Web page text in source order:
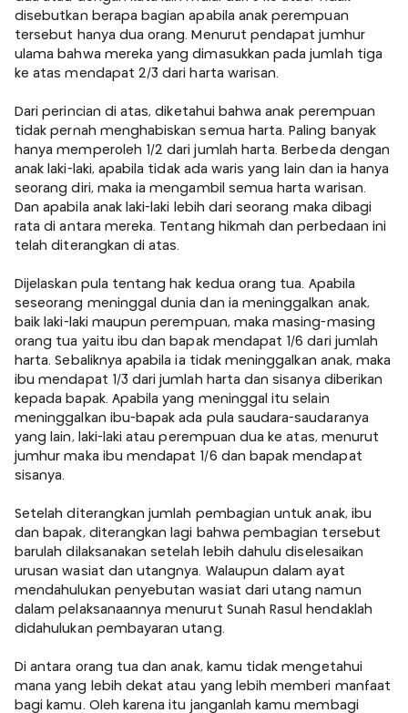
disebutkan berapa bagian apabila anak perempuan
tersebut hanya dua orang. Menurut pendapat jumhur
ulama bahwa mereka yang dimasukkan pada jumlah tiga
ke atas mendapat 2/3 dari harta warisan.
Dari perincian di atas, diketahui bahwa anak perempuan
tidak pernah menghabiskan semua harta. Paling banyak
hanya memperoleh 1/2 dari jumlah harta. Berbeda dengan
anak laki-laki, apabila tidak ada waris yang lain dan ia hanya
seorang diri, maka ia mengambil semua harta warisan.
Dan apabila anak laki-laki lebih dari seorang maka dibagi
rata di antara mereka. Tentang hikmah dan perbedaan ini
telah diterangkan di atas.
Dijelaskan pula tentang hak kedua orang tua. Apabila
seseorang meninggal dunia dan ia meninggalkan anak,
baik laki-laki maupun perempuan, maka masing-masing
orang tua yaitu ibu dan bapak mendapat 1/6 dari jumlah
harta. Sebaliknya apabila ia tidak meninggalkan anak, maka
ibu mendapat 1/3 dari jumlah harta dan sisanya diberikan
kepada bapak. Apabila yang meninggal itu selain
meninggalkan ibu-bapak ada pula saudara-saudaranya
yang lain, laki-laki atau perempuan dua ke atas, menurut
jumhur maka ibu mendapat 1/6 dan bapak mendapat
sisanya.
Setelah diterangkan jumlah pembagian untuk anak, ibu
dan bapak, diterangkan lagi bahwa pembagian tersebut
barulah dilaksanakan setelah lebih dahulu diselesaikan
urusan wasiat dan utangnya. Walaupun dalam ayat
mendahulukan penyebutan wasiat dari utang namun
dalam pelaksanaannya menurut Sunah Rasul hendaklah
didahulukan pembayaran utang.
Di antara orang tua dan anak, kamu tidak mengetahui
mana yang lebih dekat atau yang lebih memberi manfaat
bagi kamu. Oleh karena itu janganlah kamu membagi